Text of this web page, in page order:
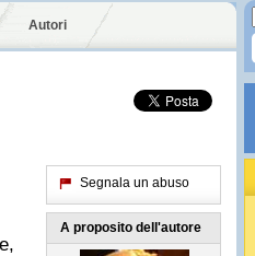
Autori
Segnala un abuso
A proposito dell'autore